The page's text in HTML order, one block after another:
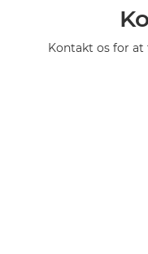
Kontakt os for at